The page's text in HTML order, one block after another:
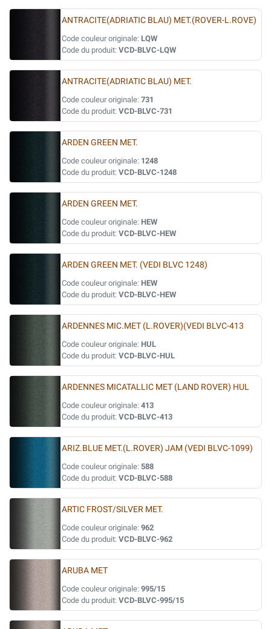
ANTRACITE(ADRIATIC BLAU) MET.(ROVER-L.ROVE)
Code couleur originale: LQW
Code du produit: VCD-BLVC-LQW
ANTRACITE(ADRIATIC BLAU) MET.
Code couleur originale: 731
Code du produit: VCD-BLVC-731
ARDEN GREEN MET.
Code couleur originale: 1248
Code du produit: VCD-BLVC-1248
ARDEN GREEN MET.
Code couleur originale: HEW
Code du produit: VCD-BLVC-HEW
ARDEN GREEN MET. (VEDI BLVC 1248)
Code couleur originale: HEW
Code du produit: VCD-BLVC-HEW
ARDENNES MIC.MET (L.ROVER)(VEDI BLVC-413
Code couleur originale: HUL
Code du produit: VCD-BLVC-HUL
ARDENNES MICATALLIC MET (LAND ROVER) HUL
Code couleur originale: 413
Code du produit: VCD-BLVC-413
ARIZ.BLUE MET.(L.ROVER) JAM (VEDI BLVC-1099)
Code couleur originale: 588
Code du produit: VCD-BLVC-588
ARTIC FROST/SILVER MET.
Code couleur originale: 962
Code du produit: VCD-BLVC-962
ARUBA MET
Code couleur originale: 995/15
Code du produit: VCD-BLVC-995/15